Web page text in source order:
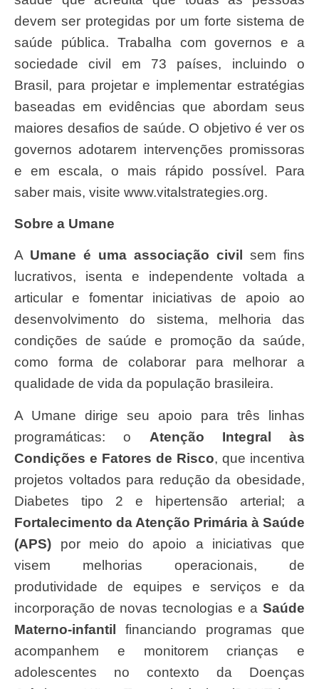
devem ser protegidas por um forte sistema de
saúde pública. Trabalha com governos e a
sociedade civil em 73 países, incluindo o
Brasil, para projetar e implementar estratégias
baseadas em evidências que abordam seus
maiores desafios de saúde. O objetivo é ver os
governos adotarem intervenções promissoras
e em escala, o mais rápido possível. Para
saber mais, visite www.vitalstrategies.org.
Sobre a Umane
A Umane é uma associação civil sem fins
lucrativos, isenta e independente voltada a
articular e fomentar iniciativas de apoio ao
desenvolvimento do sistema, melhoria das
condições de saúde e promoção da saúde,
como forma de colaborar para melhorar a
qualidade de vida da população brasileira.
A Umane dirige seu apoio para três linhas
programáticas: o Atenção Integral às
Condições e Fatores de Risco, que incentiva
projetos voltados para redução da obesidade,
Diabetes tipo 2 e hipertensão arterial; a
Fortalecimento da Atenção Primária à Saúde
(APS) por meio do apoio a iniciativas que
visem melhorias operacionais, de
produtividade de equipes e serviços e da
incorporação de novas tecnologias e a Saúde
Materno-infantil
financiando programas que
acompanhem e monitorem crianças e
adolescentes no contexto da Doenças